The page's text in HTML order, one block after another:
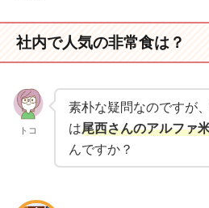
社内で人気の非常食は？
トコ
素朴な疑問なのですが
は尾西さんのアルファ
んですか？